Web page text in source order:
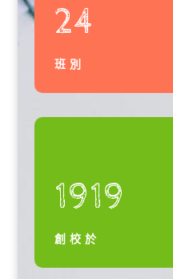
24
班別
1919
創校於